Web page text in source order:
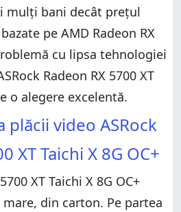
mulți bani decât prețul
pe AMD Radeon RX
cu lipsa tehnologiei
Radeon RX 5700 XT
o alegere excelentă.
plăcii video ASRock
XT Taichi X 8G OC+
XT Taichi X 8G OC+
din carton. Pe partea